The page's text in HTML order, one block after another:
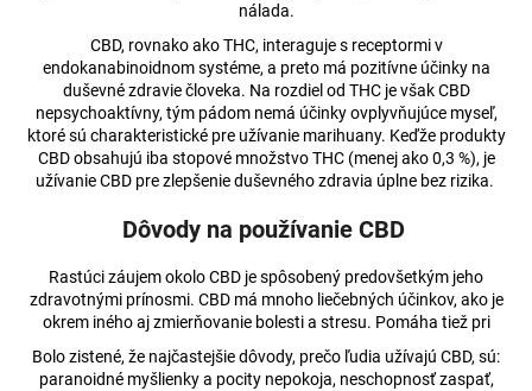
nálada.
CBD, rovnako ako THC, interaguje s receptormi v
endokanabinoidnom systéme, a preto má pozitívne účinky na
duševné zdravie človeka. Na rozdiel od THC je však CBD
nepsychoaktívny, tým pádom nemá účinky ovplyvňujúce myseľ,
ktoré sú charakteristické pre užívanie marihuany. Keďže produkty
CBD obsahujú iba stopové množstvo THC (menej ako 0,3 %), je
užívanie CBD pre zlepšenie duševného zdravia úplne bez rizika.
Dôvody na používanie CBD
Rastúci záujem okolo CBD je spôsobený predovšetkým jeho
zdravotnými prínosmi. CBD má mnoho liečebných účinkov, ako je
okrem iného aj zmierňovanie bolesti a stresu. Pomáha tiež pri
Bolo zistené, že najčastejšie dôvody, prečo ľudia užívajú CBD, sú:
paranoidné myšlienky a pocity nepokoja, neschopnosť zaspať,
HĽADAŤ
O
ú
a
m